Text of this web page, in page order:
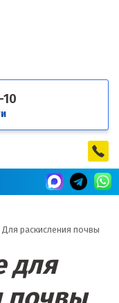
Для раскисления почвы
для